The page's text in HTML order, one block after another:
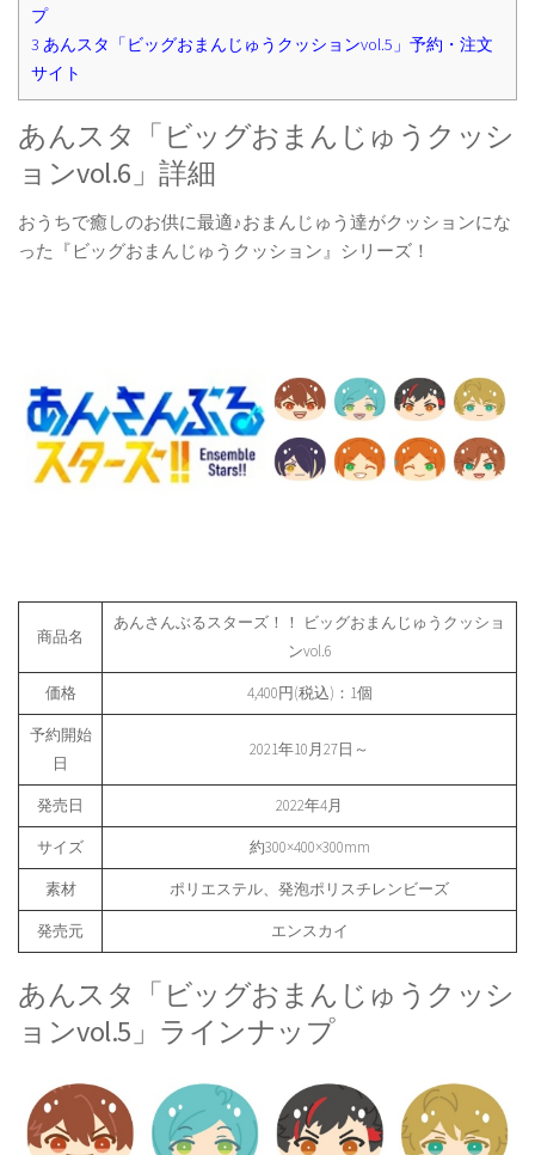
プ
3 あんスタ「ビッグおまんじゅうクッションvol.5」予約・注文
サイト
あんスタ「ビッグおまんじゅうクッシ
ョンvol.6」詳細
おうちで癒しのお供に最適♪おまんじゅう達がクッションにな
った『ビッグおまんじゅうクッション』シリーズ！
商品名
あんさんぶるスターズ！！ ビッグおまんじゅうクッショ
ンvol.6
価格 4,400円(税込)：1個
予約開始
日
2021年10月27日～
発売日 2022年4月
サイズ 約300×400×300mm
素材 ポリエステル、発泡ポリスチレンビーズ
発売元 エンスカイ
あんスタ「ビッグおまんじゅうクッシ
ョンvol.5」ラインナップ